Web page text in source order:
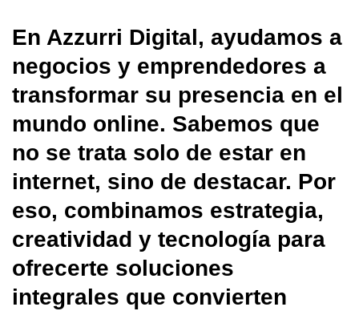
En Azzurri Digital, ayudamos a
negocios y emprendedores a
transformar su presencia en el
mundo online. Sabemos que
no se trata solo de estar en
internet, sino de destacar. Por
eso, combinamos estrategia,
creatividad y tecnología para
ofrecerte soluciones
integrales que convierten